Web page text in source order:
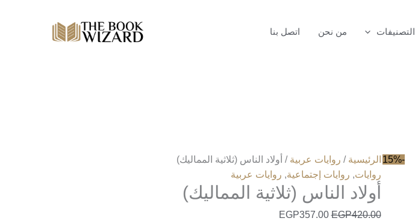
التصنيفات من نحن اتصل بنا
-15% الرئيسية / روايات عربية / أولاد الناس (ثلاثية المماليك)
روايات, روايات إجتماعية, روايات عربية
أولاد الناس (ثلاثية المماليك)
EGP420.00
EGP357.00
الناس